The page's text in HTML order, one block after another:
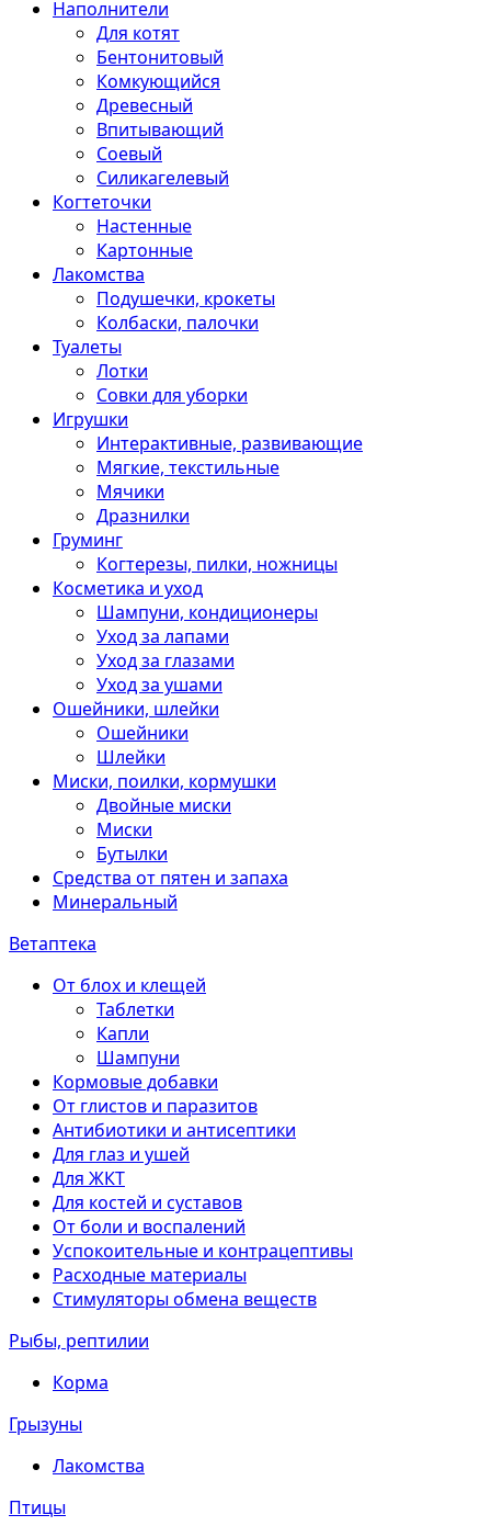
Наполнители
Для котят
Бентонитовый
Комкующийся
Древесный
Впитывающий
Соевый
Силикагелевый
Когтеточки
Настенные
Картонные
Лакомства
Подушечки, крокеты
Колбаски, палочки
Туалеты
Лотки
Совки для уборки
Игрушки
Интерактивные, развивающие
Мягкие, текстильные
Мячики
Дразнилки
Груминг
Когтерезы, пилки, ножницы
Косметика и уход
Шампуни, кондиционеры
Уход за лапами
Уход за глазами
Уход за ушами
Ошейники, шлейки
Ошейники
Шлейки
Миски, поилки, кормушки
Двойные миски
Миски
Бутылки
Средства от пятен и запаха
Минеральный
Ветаптека
От блох и клещей
Таблетки
Капли
Шампуни
Кормовые добавки
От глистов и паразитов
Антибиотики и антисептики
Для глаз и ушей
Для ЖКТ
Для костей и суставов
От боли и воспалений
Успокоительные и контрацептивы
Расходные материалы
Стимуляторы обмена веществ
Рыбы, рептилии
Корма
Грызуны
Лакомства
Птицы